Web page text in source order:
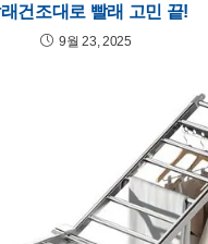
건조대로 빨래 고민 끝!
9월 23, 2025